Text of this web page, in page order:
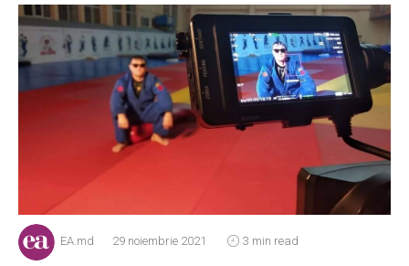
EA.md 29 noiembrie 2021 3 min read